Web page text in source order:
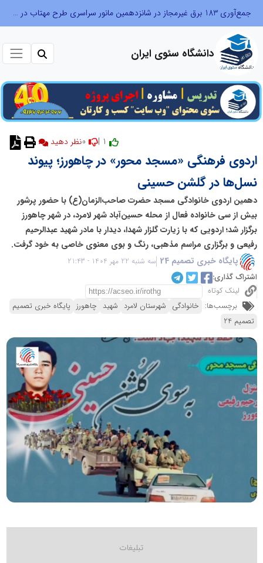
جمع‌آوری 183 برق غیرمجاز در شانزدهمین مانور سراسری طرح مهتاب در استان تهران
دانشگاه سئوی ایران
نظر دهید
اردوی فرهنگی «مسجد محور» در چاهورز؛ پیوند
نسل‌ها در گلشن حسینی
دهمین اردوی خانوادگی مسجد حضرت صاحب‌الزمان(ع) با حضور پرشور
بیش از سی خانواده فعال از محله حسین‌آباد شهر لامرد، در شهر چاهورز
برگزار شد؛ اردویی که با زیارت گلزار شهدا، دیدار با مادر شهید عبدالرحیم
رفیعی و برگزاری مراسم مذهبی، رنگ و بوی معنوی خاصی به خود گرفت.
پایگاه خبری تصمیم 24
سه شنبه 22 مهر 1404 - 21:43
اشتراک گذاری:
لینک کوتاه
برچسب‌ها: خانوادگی شهرستان لامرد شهید چاهورز پایگاه خبری تصمیم
تصمیم 24